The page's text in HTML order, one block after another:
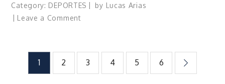
Category: DEPORTES by Lucas Arias
Leave a Commenton
un
pacto
Paginación
1 2 3 4 5 6